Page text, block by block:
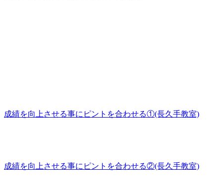
成績を向上させる事にピントを合わせる①(長久手教室)
成績を向上させる事にピントを合わせる②(長久手教室)